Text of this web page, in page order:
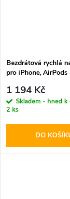
Bezdrátová rychlá
pro iPhone, AirPods
A45 MagSafe
Charger Black
1 194 Kč
Skladem - hned k
2 ks
DO